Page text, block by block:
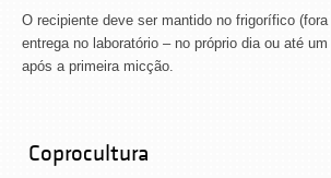
O recipiente deve ser mantido no frigorífico
entrega no laboratório – no próprio dia ou até
após a primeira micção.
Coprocultura